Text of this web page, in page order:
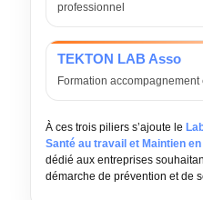
professionnel
TEKTON LAB Asso
Formation
À ces trois piliers s’ajoute le
Santé au travail et Maintien
dédié aux entreprises
démarche de prévention et de